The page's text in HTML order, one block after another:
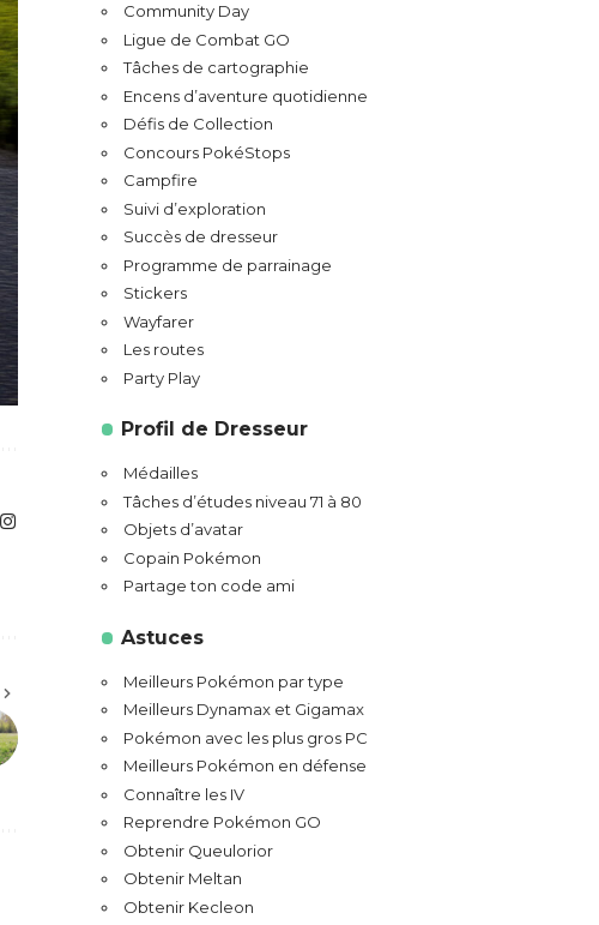
Community Day
Ligue de Combat GO
Tâches de cartographie
Encens d’aventure quotidienne
Défis de Collection
Concours PokéStops
Campfire
Suivi d’exploration
Succès de dresseur
Programme de parrainage
Stickers
Wayfarer
Les routes
Party Play
Profil de Dresseur
Médailles
Tâches d’études niveau 71 à 80
Objets d’avatar
Copain Pokémon
Partage ton code ami
Astuces
Meilleurs Pokémon par type
Meilleurs Dynamax et Gigamax
Pokémon avec les plus gros PC
Meilleurs Pokémon en défense
Connaître les IV
Reprendre Pokémon GO
Obtenir Queulorior
Obtenir Meltan
Obtenir Kecleon